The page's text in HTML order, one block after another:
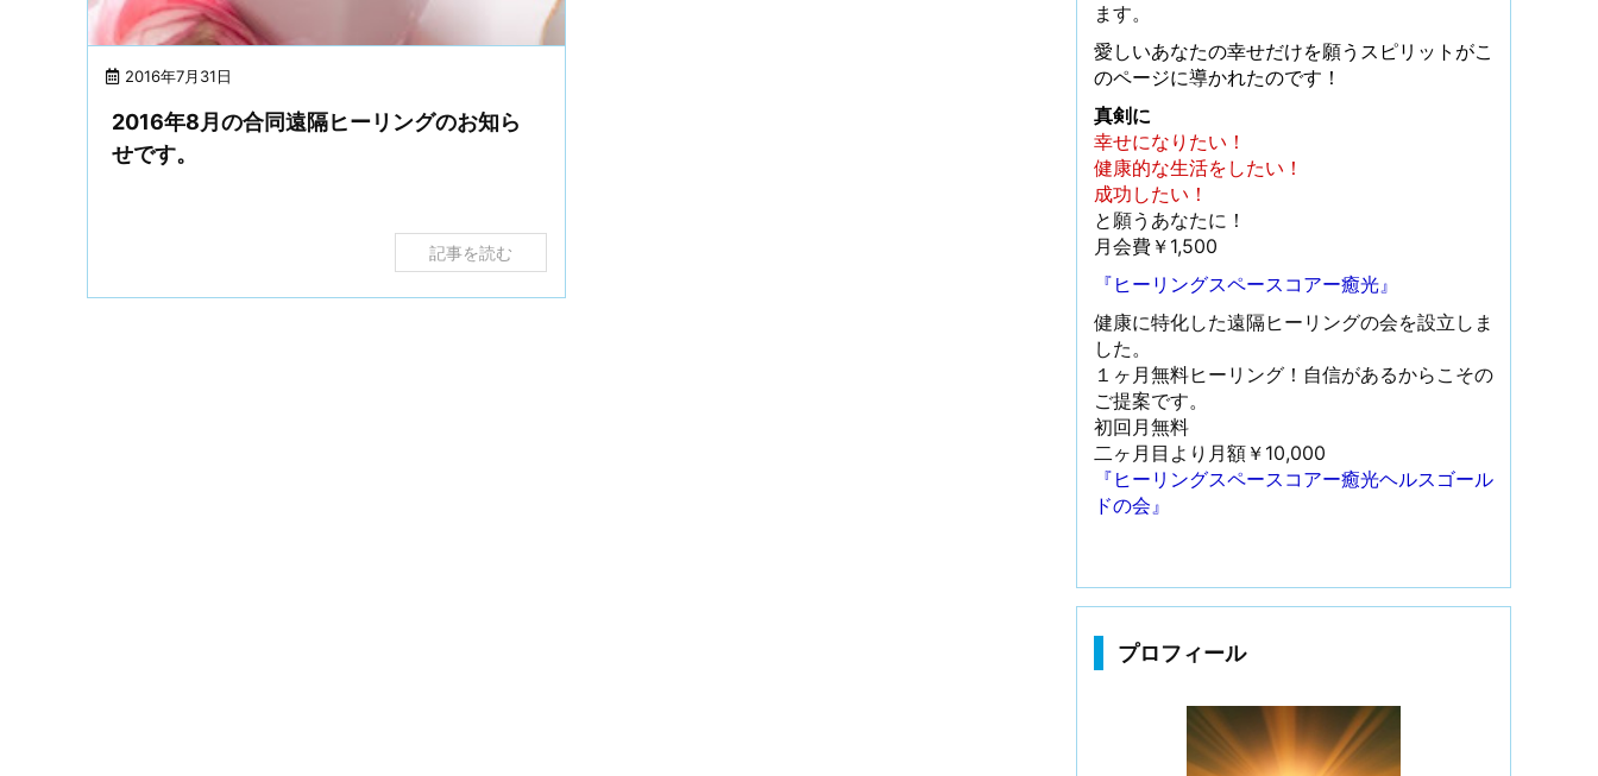
2016年7月31日
2016年8月の合同遠隔ヒーリングのお知ら
せです。
記事を読む
ます。
愛しいあなたの幸せだけを願うスピリットがこ
のページに導かれたのです！
真剣に
幸せになりたい！
健康的な生活をしたい！
成功したい！
と願うあなたに！
月会費￥1,500
『ヒーリングスペースコアー癒光』
健康に特化した遠隔ヒーリングの会を設立しま
した。
１ヶ月無料ヒーリング！自信があるからこその
ご提案です。
初回月無料
二ヶ月目より月額￥10,000
『ヒーリングスペースコアー癒光ヘルスゴール
ドの会』
プロフィール